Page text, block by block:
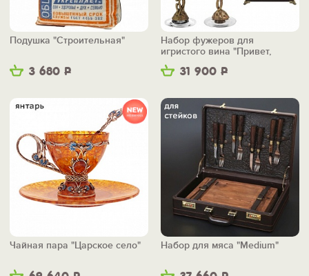
3 680 Р
Подушка "Строительная"
31 900 Р
Набор фужеров для
игристого вина "Привет,
пятьдесят!"
Чайная пара "Царское село" Набор для мяса "Medium"